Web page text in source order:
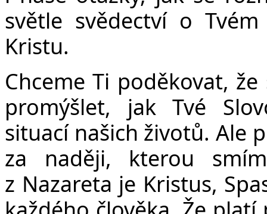
světle svědectví o
Kristu.
Chceme Ti poděkovat,
promýšlet, jak Tvé
situací našich životů. Ale
za naději, kterou
z Nazareta je Kristus,